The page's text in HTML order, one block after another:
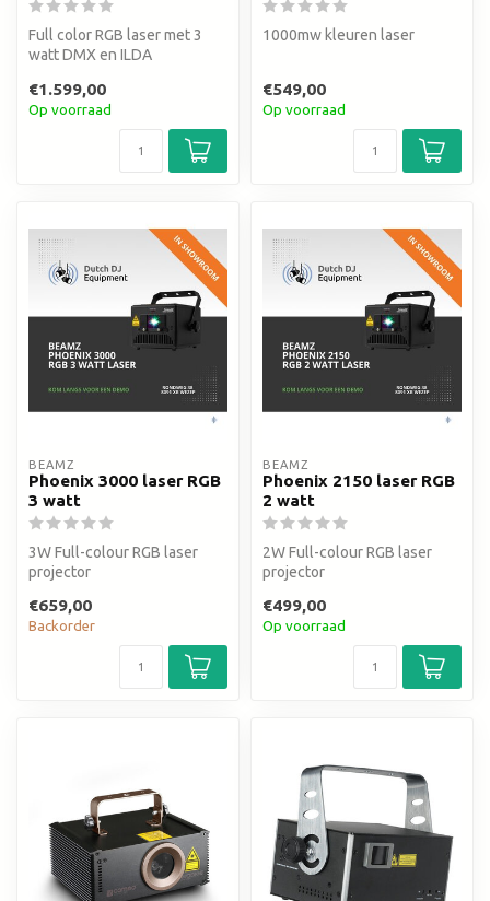
Full color RGB laser met 3
watt DMX en ILDA
€1.599,00
Op voorraad
1000mw kleuren laser
€549,00
Op voorraad
BEAMZ
Phoenix 3000 laser RGB
3 watt
3W Full-colour RGB laser
projector
(1000mW) Blauw (1600mW)
...
€659,00
Backorder
BEAMZ
Phoenix 2150 laser RGB
2 watt
2W Full-colour RGB laser
projector
(800mW) blauw (1000mW) ...
€499,00
Op voorraad